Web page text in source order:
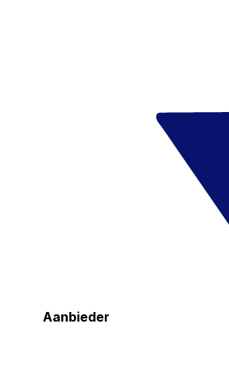
Aanbieder